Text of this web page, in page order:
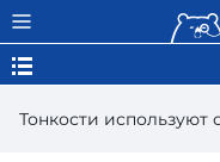
Тонкости используют